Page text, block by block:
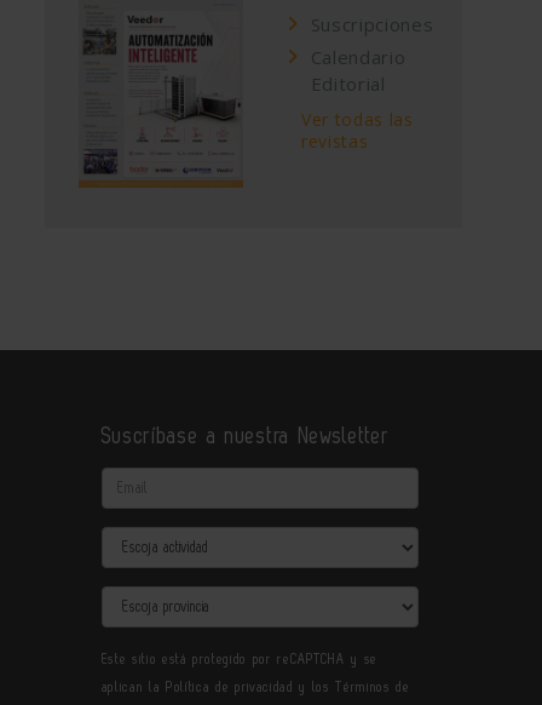
Suscripciones
Calendario
Editorial
Ver todas las
revistas
Suscríbase a nuestra Newsletter
Email
Actividad
Provincia
Este sitio está protegido por reCAPTCHA y se
aplican la Política de privacidad y los Términos de